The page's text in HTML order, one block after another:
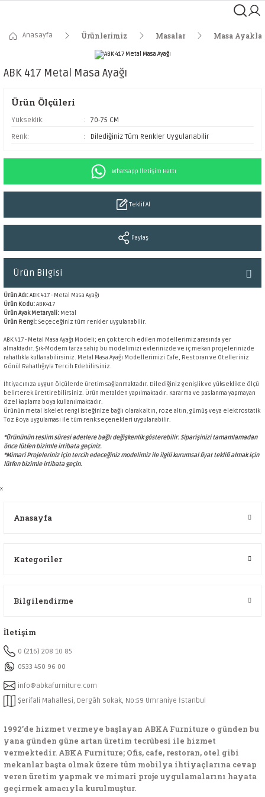
Anasayfa Ürünlerimiz Masalar Masa
ABK 417 Metal Masa Ayağı
Ürün Ölçüleri
Yükseklik:
70-75 CM
Renk:
Dilediğiniz Tüm Renkler Uygulanabilir
Whatsapp İletişim Hattı
Teklif Al
Paylaş
Ürün Bilgisi
Ürün Adı:ABK 417 - Metal Masa Ayağı
Ürün Kodu:ABK417
Ürün Ayak Metaryali: Metal
Ürün Rengi: Seçeceğiniz tüm renkler uygulanabilir.
ABK 417 - Metal Masa Ayağı Modeli; en çok tercih edilen modellerimiz arasında yer
almaktadır. Şık-Modern tarza sahip bu modelimizi evlerinizde ve iç mekan projelerinizde
rahatlıkla kullanabilirsiniz. Metal Masa Ayağı Modellerimizi Cafe, Restoran ve Otelleriniz
Gönül Rahatlığıyla Tercih Edebilirsiniz.
İhtiyacınıza uygun ölçülerde üretim sağlanmaktadır. Dilediğiniz genişlik ve yükseklikte ölçü
belirterek ürettirebilirsiniz. Ürün metalden yapılmaktadır. Kararma ve paslanma yapmayan
özel kaplama boya kullanılmaktadır.
Ürünün metal iskelet rengi isteğinize bağlı olarak altın, roze altın, gümüş veya elektrostatik
Toz Boya uygulaması ile tüm renk seçenekleri uygulanabilir.
*Ürününün teslim süresi adetlere bağlı değişkenlik gösterebilir. Siparişinizi tamamlamadan
önce lütfen bizimle irtibata geçiniz.
*Mimari Projeleriniz için tercih edeceğiniz modelimiz ile ilgili kurumsalfiyat teklifi almak için
lütfen bizimle irtibata geçin.
x
Anasayfa
Kategoriler
Bilgilendirme
İletişim
0 (216) 208 10 85
0533 450 96 00
info@abkafurniture.com
Şerifali Mahallesi, Dergâh Sokak, No:59 Ümraniye İstanbul
1992’de hizmet vermeye başlayan ABKA Furniture o günden bu
yana günden güne artan üretim tecrübesi ile hizmet
vermektedir. ABKA Furniture; Ofis, cafe, restoran, otel gibi
mekanlar başta olmak üzere tüm mobilya ihtiyaçlarına cevap
veren üretim yapmak ve mimari proje uygulamalarını hayata
geçirmek amacıyla kurulmuştur.